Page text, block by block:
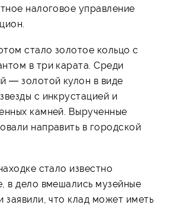
налоговое управление
стало золотое кольцо с
в три карата. Среди
— золотой кулон в виде
с инкрустацией и
камней. Вырученные
направить в городской
стало известно
в дело вмешались музейные
заявили, что клад может иметь